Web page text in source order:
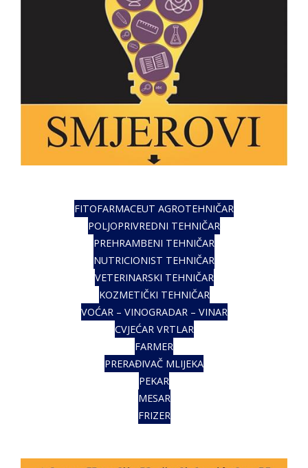
FITOFARMACEUT AGROTEHNIČAR
POLJOPRIVREDNI TEHNIČAR
PREHRAMBENI TEHNIČAR
NUTRICIONIST TEHNIČAR
VETERINARSKI TEHNIČAR
KOZMETIČKI TEHNIČAR
VOĆAR – VINOGRADAR – VINAR
CVJEĆAR VRTLAR
FARMER
PRERAĐIVAČ MLIJEKA
PEKAR
MESAR
FRIZER